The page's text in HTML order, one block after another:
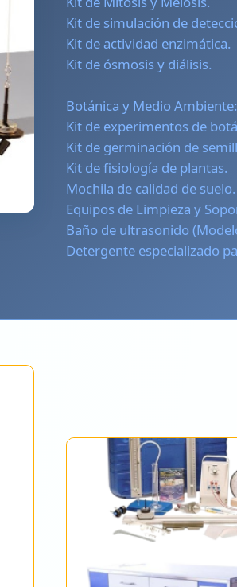
Kit de simulación de
Kit de actividad enzimática.
Kit de ósmosis y diálisis.
Botánica y Medio Ambiente:
Kit de experimentos de
Kit de germinación de
Kit de fisiología de plantas.
Mochila de calidad de suelo.
Equipos de Limpieza y
Baño de ultrasonido
Detergente especializado